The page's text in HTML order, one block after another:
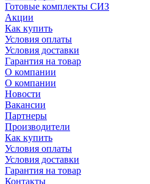
Готовые комплекты СИЗ
Акции
Как купить
Условия оплаты
Условия доставки
Гарантия на товар
О компании
О компании
Новости
Вакансии
Партнеры
Производители
Как купить
Условия оплаты
Условия доставки
Гарантия на товар
Контакты